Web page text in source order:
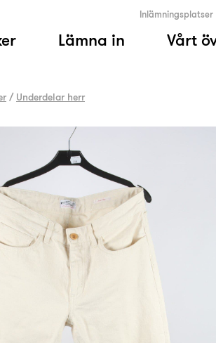
Lämna in Vårt
Inlämningsplatser
/ Underdelar herr